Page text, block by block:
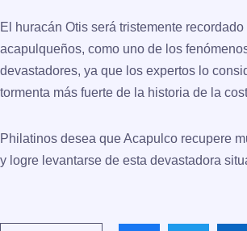
El huracán Otis será tristemente
acapulqueños, como uno de los
devastadores, ya que los expertos lo
tormenta más fuerte de la historia de la
Philatinos desea que Acapulco recupere
y logre levantarse de esta devastadora